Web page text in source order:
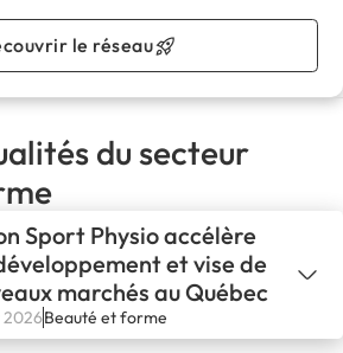
le réseau
du secteur
Sport Physio accélère
et vise de
marchés au Québec
2026Beauté et forme